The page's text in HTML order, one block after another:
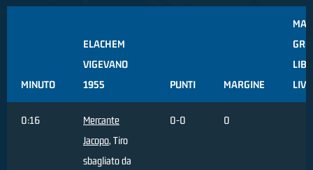
MINUTO
ELACHEM
VIGEVANO
1955
PUNTI MARGINE
0:16
Mercante
Jacopo, Tiro
sbagliato da
0-0 0